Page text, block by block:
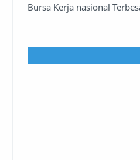
Bursa Kerja nasional